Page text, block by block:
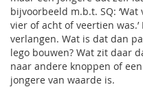
bijvoorbeeld m.b.t. SQ:
vier of acht of veertien
verlangen. Wat is dat dan
lego bouwen? Wat zit daar
naar andere knoppen of
jongere van waarde is.